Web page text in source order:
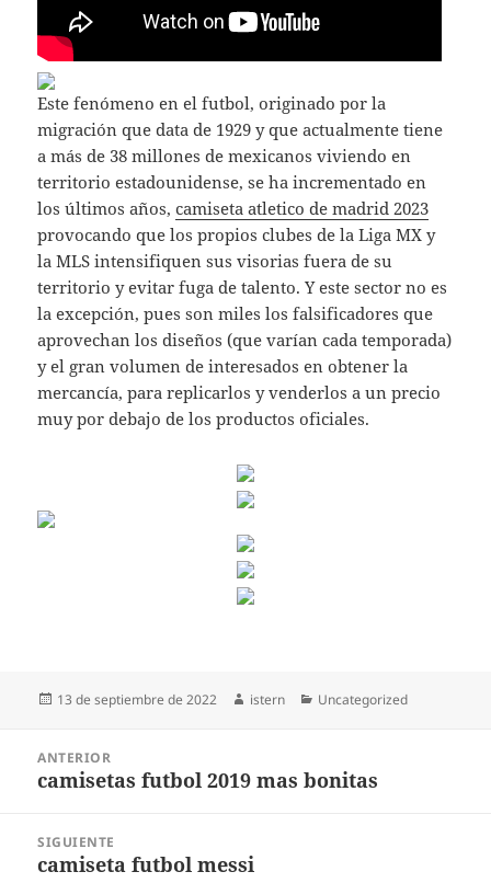
Este fenómeno en el futbol, originado por la
migración que data de 1929 y que actualmente tiene
a más de 38 millones de mexicanos viviendo en
territorio estadounidense, se ha incrementado en
los últimos años,camiseta atletico de madrid 2023
provocando que los propios clubes de la Liga MX y
la MLS intensifiquen sus visorias fuera de su
territorio y evitar fuga de talento. Y este sector no es
la excepción, pues son miles los falsificadores que
aprovechan los diseños (que varían cada temporada)
y el gran volumen de interesados en obtener la
mercancía, para replicarlos y venderlos a un precio
muy por debajo de los productos oficiales.
Publicado
13 de septiembre de 2022 Autor
istern Categorías
Uncategorized
entradas
ANTERIOR
Entrada
camisetas futbol 2019 mas bonitas
SIGUIENTE
Entrada
camiseta futbol messi